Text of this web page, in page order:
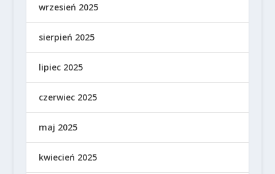
wrzesień 2025
sierpień 2025
lipiec 2025
czerwiec 2025
maj 2025
kwiecień 2025